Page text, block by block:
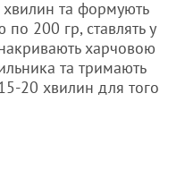
хвилин та формують
200 гр, ставлять у
харчовою
та тримають
20 хвилин для того